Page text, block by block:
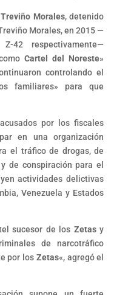
Morales, detenido
Morales, en 2015 —
respectivamente—
Cartel del Noreste»
controlando el
familiares» para que
por los fiscales
en una organización
el tráfico de drogas, de
de conspiración para el
actividades delictivas
Venezuela y Estados
sucesor de los Zetasy
de narcotráfico
por los Zetas«, agregó el